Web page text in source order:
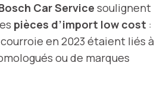
Car Service soulignent
pièces d’import low cost :
en 2023 étaient liés à
ou de marques